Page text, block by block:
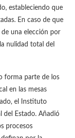
estableciendo que
En caso de que
una elección por
nulidad total del
forma parte de los
en las mesas
el Instituto
del Estado. Añadió
procesos